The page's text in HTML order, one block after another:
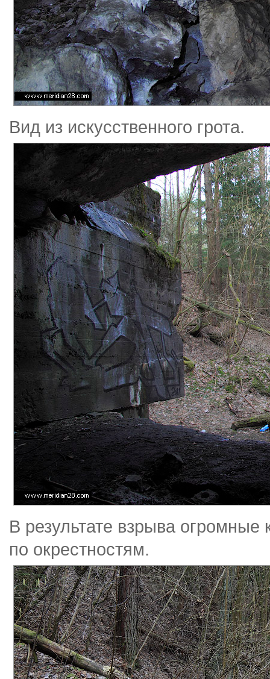
Вид из искусственного грота.
В результате взрыва
по окрестностям.